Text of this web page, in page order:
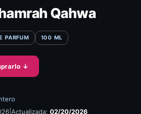
Qahwa
PARFUM 100 ML
↓
Actualizada: 02/20/2026